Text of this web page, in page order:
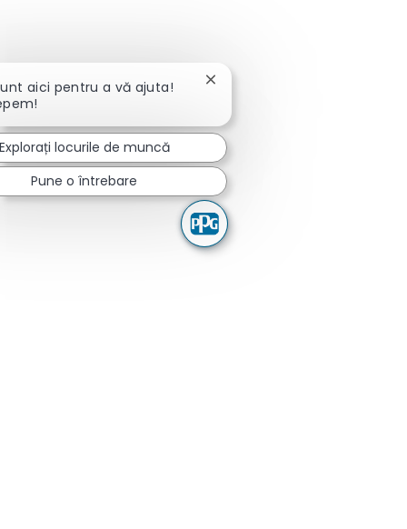
aici pentru a vă ajuta!
Închideți notificarea chatbot-
locurile de muncă
Pune o întrebare